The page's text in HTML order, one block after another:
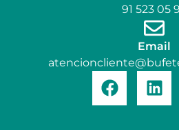
91 523 05
Email